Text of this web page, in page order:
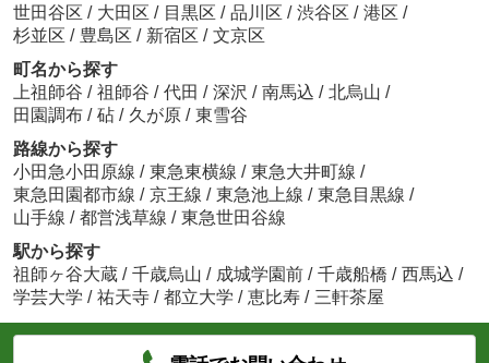
世田谷区 / 大田区 / 目黒区 / 品川区 / 渋谷区 / 港区 /
杉並区 / 豊島区 / 新宿区 / 文京区
町名から探す
上祖師谷 / 祖師谷 / 代田 / 深沢 / 南馬込 / 北烏山 /
田園調布 / 砧 / 久が原 / 東雪谷
路線から探す
小田急小田原線 / 東急東横線 / 東急大井町線 /
東急田園都市線 / 京王線 / 東急池上線 / 東急目黒線 /
山手線 / 都営浅草線 / 東急世田谷線
駅から探す
祖師ヶ谷大蔵 / 千歳烏山 / 成城学園前 / 千歳船橋 / 西馬込 /
学芸大学 / 祐天寺 / 都立大学 / 恵比寿 / 三軒茶屋